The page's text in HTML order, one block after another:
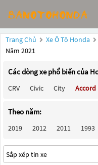
Trang Chủ Xe Ô Tô Honda
Năm 2021
Các dòng xe phổ biến của
CRV Civic City Accord
Theo năm:
2019 2012 2011 1993